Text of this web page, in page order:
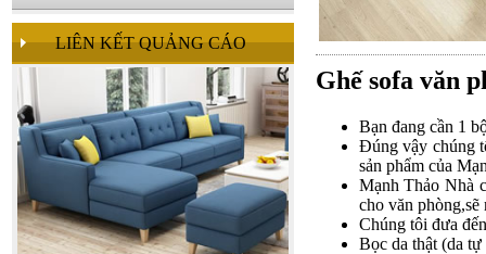
LIÊN KẾT QUẢNG CÁO
Ghế sofa văn
Bạn đang cần 1
Đúng vậy chúng
sản phẩm của
Mạnh Thảo Nhà
cho văn phòng,sẽ
Chúng tôi đưa
Bọc da thật (da